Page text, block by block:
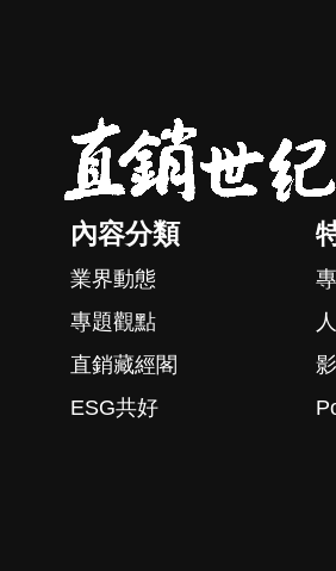
內容分類
業界動態
專題觀點
直銷藏經閣
ESG共好